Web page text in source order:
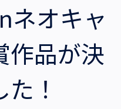
オキャ
作品が決
！